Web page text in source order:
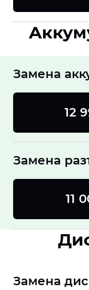
Замена
12
Замена
11
Замена